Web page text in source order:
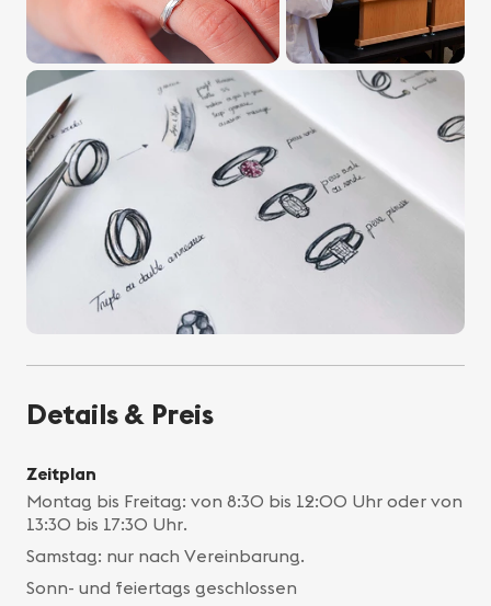
Details & Preis
Zeitplan
Montag bis Freitag: von 8:30 bis 12:00 Uhr oder von
13:30 bis 17:30 Uhr.
Samstag: nur nach Vereinbarung.
Sonn- und feiertags geschlossen